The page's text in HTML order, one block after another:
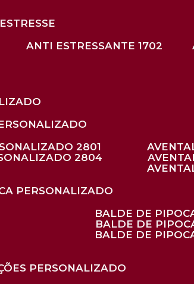
ANTI ESTRESSANTE 1702
2801
2804
PERSONALIZADO
BALDE DE
BALDE DE
BALDE DE
PERSONALIZADO